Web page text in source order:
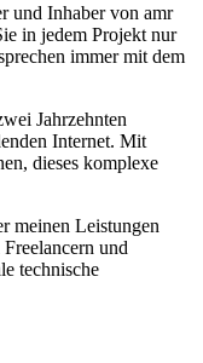
und Inhaber von amr
in jedem Projekt nur
immer mit dem
Jahrzehnten
Internet. Mit
dieses komplexe
meinen Leistungen
und
technische